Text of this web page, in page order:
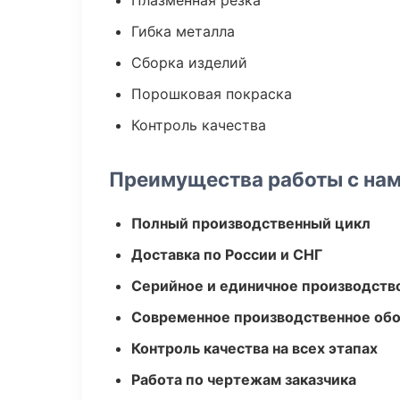
Гибка металла
Сборка изделий
Порошковая покраска
Контроль качества
Преимущества работы с
Полный производственный цикл
Доставка по России и СНГ
Серийное и единичное
Современное производственное
Контроль качества на всех этапах
Работа по чертежам заказчика